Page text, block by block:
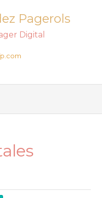
Pagerols
Digital